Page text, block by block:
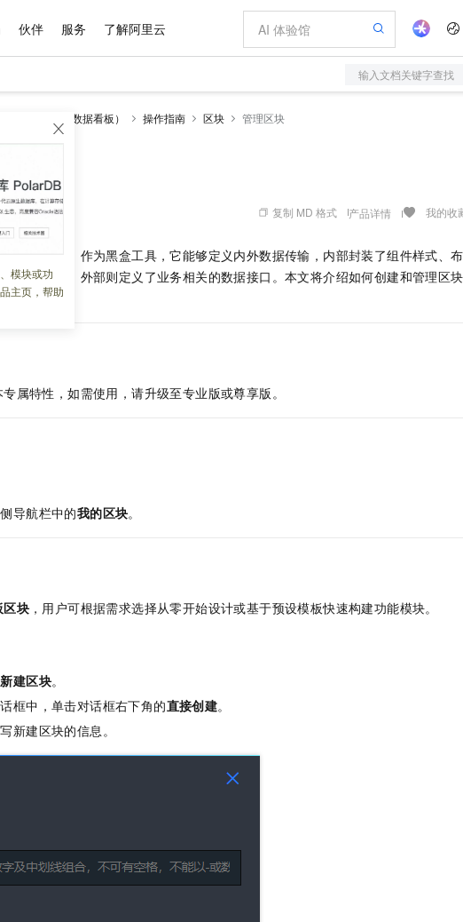
伙伴 服务 了解阿里云
输入文档关键字查找
模块或功
主页，帮助
Board 6.0 （数据看板） 操作指南 区块 管理区块
复制 MD 格式 产品详情 我的收
级功能模块，作为黑盒工具，它能够定义内外数据传输，内部封装了组件样式、布
蓝图逻辑，外部则定义了业务相关的数据接口。本文将介绍如何创建和管理区
用。
属特性，如需使用，请升级至专业版或尊享版。
导航栏中的我的区块。
区块 ，用户可根据需求选择从零开始设计或基于预设模板快速构建功能模块。
新建区块。
框中，单击对话框右下角的直接创建。
新建区块的信息。
视觉 Coding、空间感知、多模态思考等全面升级
Kimi-K3 NEW
Kimi 最新旗舰模型，长程编程与推理利器
GLM-5.2
1M上下文，专为长程任务能力而生
HappyHorse-1.1-T2V
大模型服务平台百炼-应用模版
用1%尺寸在特定领域达到大模型90%以上效果
域名与网站
对象存储 OSS
人工智能平台 PAI 大模型
一站式AI开发、训练和推理服务
Qoder CN
全托管，含MySQL
Qoder
面向真实软件的智能体编程平台
多领域专家智能体,一键组建 AI 虚拟交付团队
睿译宝，AI翻译排版一步到位
GLM-5.2：长任务时代开源旗舰模型
Hermes Agent，打造自进化智能体
自主进化，持久记忆，越用越聪明
Claude Code + GStack 打造工程团队
轻松解锁专属 DeepSeek-V4-Pro
5 分钟轻松部署专属 QwenPaw HOT
从聊天伙伴进化为能主动干
购
金券
AI 特惠
智启 AI 普惠权益
阿里云 OPC 创新助力计划
至高百万元 Token 补贴，加速一人公司成长
Token Plan 模型订阅计划 NEW
Qwen3.8-Max 首发尝鲜，限时加量 10 倍，夜间低至2折
千问办公，限时限量积分加倍
AI 场景体验
从图文生成到视频创作，一键激活电商
AI 广告创作
图文、视频一站生成，高效打造优质广告
价格计算器
自助选配和估算价格
价格优势
推动算力普惠，释放技术红利
配置报价器
数据与 API
数据集
身份实名认证
短信
OCR 文字识别
发票查验
天气预报查询
OA 办公系统
广告营销
基础软件
JAVA
Ubuntu
模板小程序
成为产品伙伴
产品生态集成认证中心
产品生态伙伴工作台
产品伙伴合作计划
云网络合作计划
服务生态伙伴
企业增值服务
企业支持计划
企业增值服务台
企业成长
服务实践
阿里云认证
信息公告
官网公告
最佳实践
云上春晚
云栖战略参考
云上的中国
看见新力量
金融模力时刻
客户案例
市场活动
魔搭 ModelScope